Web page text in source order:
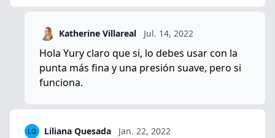
Katherine Villareal Jul. 14, 2022
Hola Yury claro que si, lo debes usar con la
punta más fina y una presión suave, pero si
funciona.
Liliana Quesada Jan. 22, 2022